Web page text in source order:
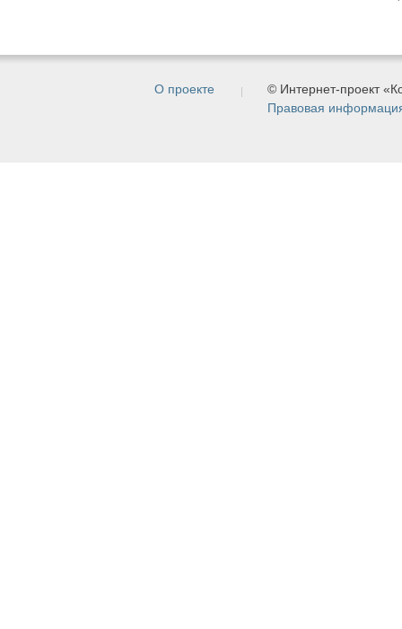
О проекте
© Интернет-проект
Правовая